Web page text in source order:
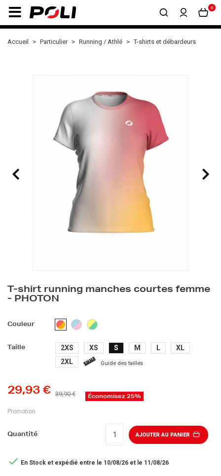
0
Accueil Particulier Running / Athlé T-shirts et débardeurs
T-shirt running manches courtes femme
- PHOTON
Couleur ROSE/ORANGE
BLEU/ROSEJAUNE/VERT
Taille 2XS XS S M L
XL
2XL
Guide des tailles
29,93 € 39,90 € Économisez 25%
Promotion
Quantité AJOUTER AU PANIER
 En Stock et expédié entre le 10/08/26 et le 11/08/26